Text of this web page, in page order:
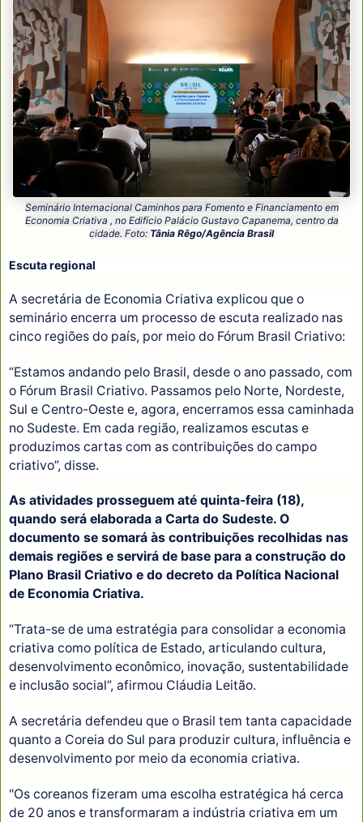
Seminário Internacional Caminhos para Fomento e Financiamento em
Economia Criativa , no Edifício Palácio Gustavo Capanema, centro da
cidade. Foto: Tânia Rêgo/Agência Brasil
Escuta regional
A secretária de Economia Criativa explicou que o
seminário encerra um processo de escuta realizado nas
cinco regiões do país, por meio do Fórum Brasil Criativo:
“Estamos andando pelo Brasil, desde o ano passado, com
o Fórum Brasil Criativo. Passamos pelo Norte, Nordeste,
Sul e Centro-Oeste e, agora, encerramos essa caminhada
no Sudeste. Em cada região, realizamos escutas e
produzimos cartas com as contribuições do campo
criativo”, disse.
As atividades prosseguem até quinta-feira (18),
quando será elaborada a Carta do Sudeste. O
documento se somará às contribuições recolhidas nas
demais regiões e servirá de base para a construção do
Plano Brasil Criativo e do decreto da Política Nacional
de Economia Criativa.
“Trata-se de uma estratégia para consolidar a economia
criativa como política de Estado, articulando cultura,
desenvolvimento econômico, inovação, sustentabilidade
e inclusão social”, afirmou Cláudia Leitão.
A secretária defendeu que o Brasil tem tanta capacidade
quanto a Coreia do Sul para produzir cultura, influência e
desenvolvimento por meio da economia criativa.
"Os coreanos fizeram uma escolha estratégica há cerca
de 20 anos e transformaram a indústria criativa em um